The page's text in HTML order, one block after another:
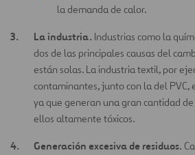
la demanda de calor.
La industria. Industrias como la
dos de las principales causas del
están solas. La industria textil, por
contaminantes, junto con la del
ya que generan una gran cantidad
ellos altamente tóxicos.
Generación excesiva de residuos.